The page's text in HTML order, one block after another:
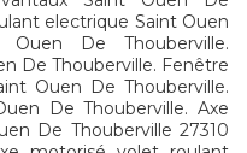
electrique Saint Ouen
Ouen De Thouberville.
De Thouberville. Fenêtre
Ouen De Thouberville.
De Thouberville. Axe
De Thouberville 27310